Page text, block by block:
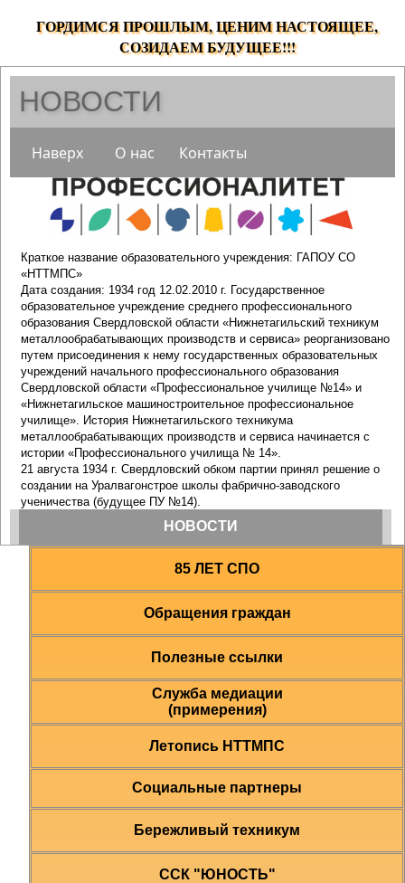
ГОРДИМСЯ ПРОШЛЫМ, ЦЕНИМ НАСТОЯЩЕЕ,
СОЗИДАЕМ БУДУЩЕЕ!!!
85 ЛЕТ СПО
Обращения граждан
Полезные ссылки
Служба медиации
(примерения)
Летопись НТТМПС
Социальные партнеры
Бережливый техникум
ССК "ЮНОСТЬ"